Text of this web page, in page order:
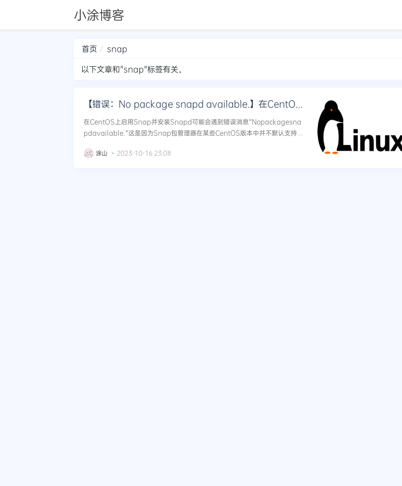
小涂博客
首页
snap
以下文章和"snap"标签有关。
【错误：No package snapd available.】在CentOS上启用snap并安装snapd
在CentOS上启用Snap并安装Snapd可能会遇到错误消息"Nopackagesna
pdavailable."这是因为Snap包管理器在某些CentOS版本中并不默认支持，
涂山 2023-10-16 23:08